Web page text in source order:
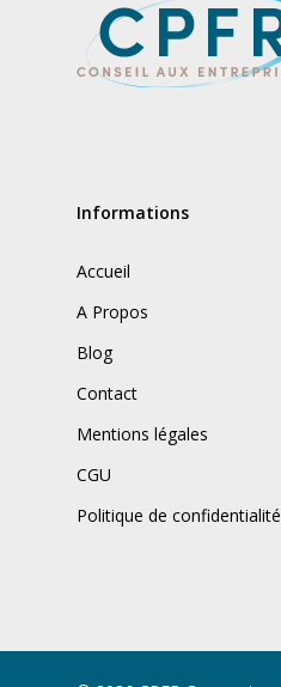
Informations
Accueil
A Propos
Blog
Contact
Mentions légales
CGU
Politique de confidentialité